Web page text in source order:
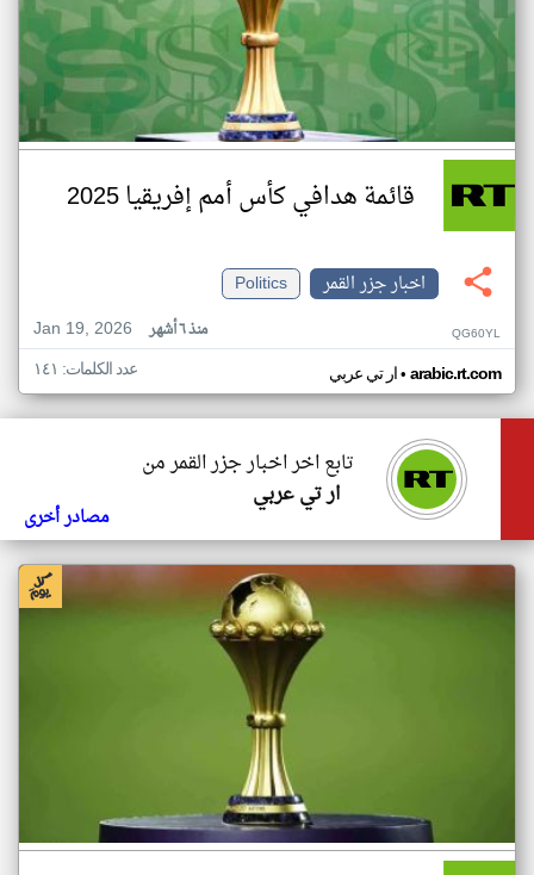
قائمة هدافي كأس أمم إفريقيا 2025
اخبار جزر القمر
Politics
Jan 19, 2026
منذ ٦ أشهر QG60YL
ار تي عربي• arabic.rt.com عدد الكلمات: ١٤١
تابع اخر اخبار جزر القمر من
ار تي عربي
مصادر أخرى